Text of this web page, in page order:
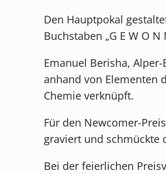
Den Hauptpokal
Buchstaben „G E W O
Emanuel Berisha,
anhand von Elementen
Chemie verknüpft.
Für den Newcomer-
graviert und schmückte
Bei der feierlichen